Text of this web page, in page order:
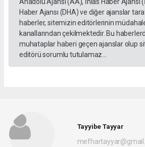
Haber Ajansı (DHA) ve diğer ajanslar
haberler, sitemizin editörlerinin
kanallarından çekilmektedir. Bu
muhataplar haberi geçen ajanslar olup
editörü sorumlu tutulamaz...
Tayyibe Tayyar